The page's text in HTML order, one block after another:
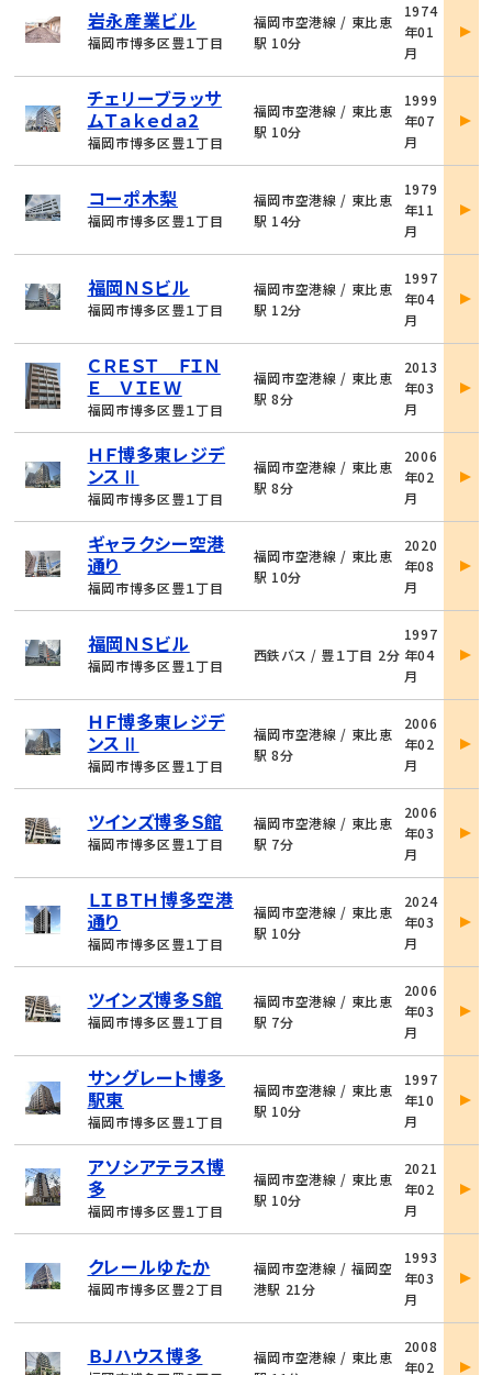
岩永産業ビル
福岡市博多区豊１丁目
福岡市空港線 / 東比恵
駅 10分
1974
年01
月
詳
チェリーブラッサ
ムＴａｋｅｄａ2
福岡市博多区豊１丁目
福岡市空港線 / 東比恵
駅 10分
1999
年07
月
詳
コーポ木梨
福岡市博多区豊１丁目
福岡市空港線 / 東比恵
駅 14分
1979
年11
月
詳
福岡ＮＳビル
福岡市博多区豊１丁目
福岡市空港線 / 東比恵
駅 12分
1997
年04
月
詳
ＣＲＥＳＴ ＦＩＮ
Ｅ ＶＩＥＷ
福岡市博多区豊１丁目
福岡市空港線 / 東比恵
駅 8分
2013
年03
月
詳
ＨＦ博多東レジデ
ンスⅡ
福岡市博多区豊１丁目
福岡市空港線 / 東比恵
駅 8分
2006
年02
月
詳
ギャラクシー空港
通り
福岡市博多区豊１丁目
福岡市空港線 / 東比恵
駅 10分
2020
年08
月
詳
福岡ＮＳビル
福岡市博多区豊１丁目
西鉄バス / 豊１丁目 2分
1997
年04
月
詳
ＨＦ博多東レジデ
ンスⅡ
福岡市博多区豊１丁目
福岡市空港線 / 東比恵
駅 8分
2006
年02
月
詳
ツインズ博多Ｓ館
福岡市博多区豊１丁目
福岡市空港線 / 東比恵
駅 7分
2006
年03
月
詳
ＬＩＢＴＨ博多空港
通り
福岡市博多区豊１丁目
福岡市空港線 / 東比恵
駅 10分
2024
年03
月
詳
ツインズ博多Ｓ館
福岡市博多区豊１丁目
福岡市空港線 / 東比恵
駅 7分
2006
年03
月
詳
サングレート博多
駅東
福岡市博多区豊１丁目
福岡市空港線 / 東比恵
駅 10分
1997
年10
月
詳
アソシアテラス博
多
福岡市博多区豊１丁目
福岡市空港線 / 東比恵
駅 10分
2021
年02
月
詳
クレールゆたか
福岡市博多区豊２丁目
福岡市空港線 / 福岡空
港駅 21分
1993
年03
月
詳
ＢＪハウス博多
福岡市空港線 / 東比恵
2008
年02